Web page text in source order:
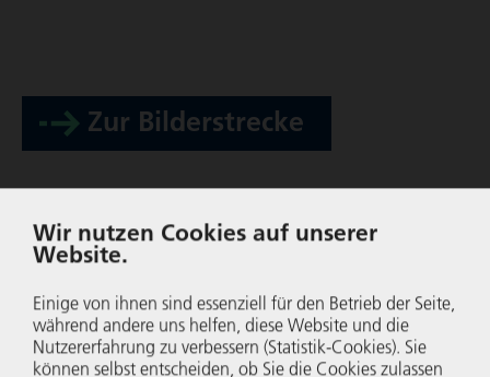
Zur Bilderstrecke
Wir nutzen Cookies auf unserer
Website.
Einige von ihnen sind essenziell für den Betrieb der Seite,
während andere uns helfen, diese Website und die
Nutzer­er­fah­rung zu verbessern (Statistik-Cookies). Sie
können selbst entscheiden, ob Sie die Cookies zulassen